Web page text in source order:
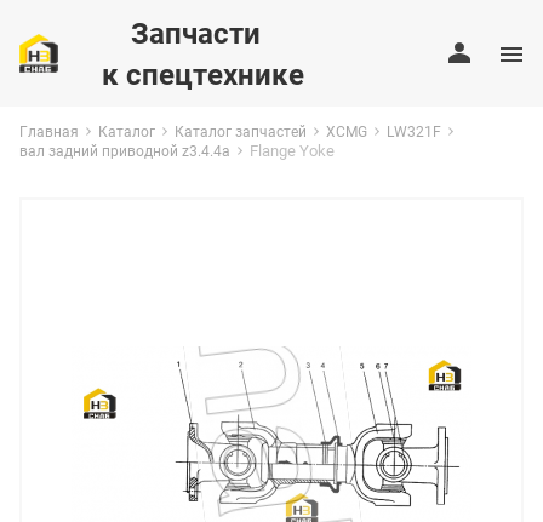
Запчасти
к спецтехнике
Главная Каталог Каталог запчастей XCMG
LW321F
вал задний приводной z3.4.4a
Flange Yoke